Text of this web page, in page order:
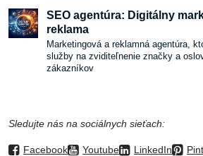
SEO agentúra: Digitálny
reklama
Marketingová a reklamná agentúra,
služby na zviditeľnenie značky a
zákazníkov
Sledujte nás na sociálnych sieťach:
Facebook Youtube LinkedIn